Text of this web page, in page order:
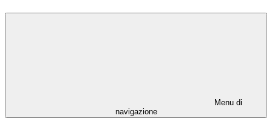
Menu di
navigazione